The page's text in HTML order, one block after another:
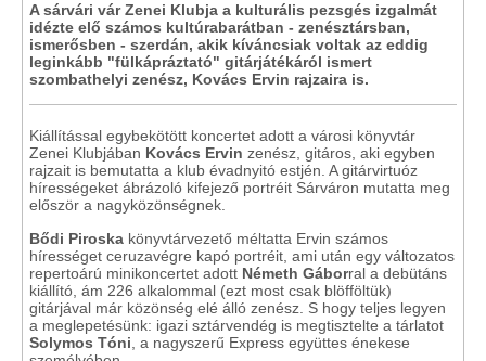
A sárvári vár Zenei Klubja a kulturális pezsgés izgalmát
idézte elő számos kultúrabarátban - zenésztársban,
ismerősben - szerdán, akik kíváncsiak voltak az eddig
leginkább "fülkápráztató" gitárjátékáról ismert
szombathelyi zenész, Kovács Ervin rajzaira is.
Kiállítással egybekötött koncertet adott a városi könyvtár
Zenei Klubjában Kovács Ervin zenész, gitáros, aki egyben
rajzait is bemutatta a klub évadnyitó estjén. A gitárvirtuóz
hírességeket ábrázoló kifejező portréit Sárváron mutatta meg
először a nagyközönségnek.
Bődi Piroska könyvtárvezető méltatta Ervin számos
hírességet ceruzavégre kapó portréit, ami után egy változatos
repertoárú minikoncertet adott Németh Gáborral a debütáns
kiállító, ám 226 alkalommal (ezt most csak blöfföltük)
gitárjával már közönség elé álló zenész. S hogy teljes legyen
a meglepetésünk: igazi sztárvendég is megtisztelte a tárlatot
Solymos Tóni , a nagyszerű Express együttes énekese